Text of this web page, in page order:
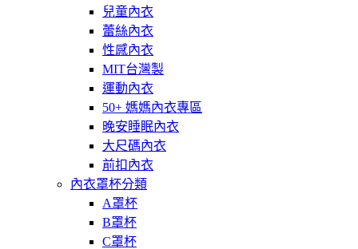
兒童內衣
蕾絲內衣
性感內衣
MIT台灣製
運動內衣
50+ 媽媽內衣專區
晚安睡眠內衣
大尺碼內衣
前扣內衣
內衣罩杯分類
A罩杯
B罩杯
C罩杯